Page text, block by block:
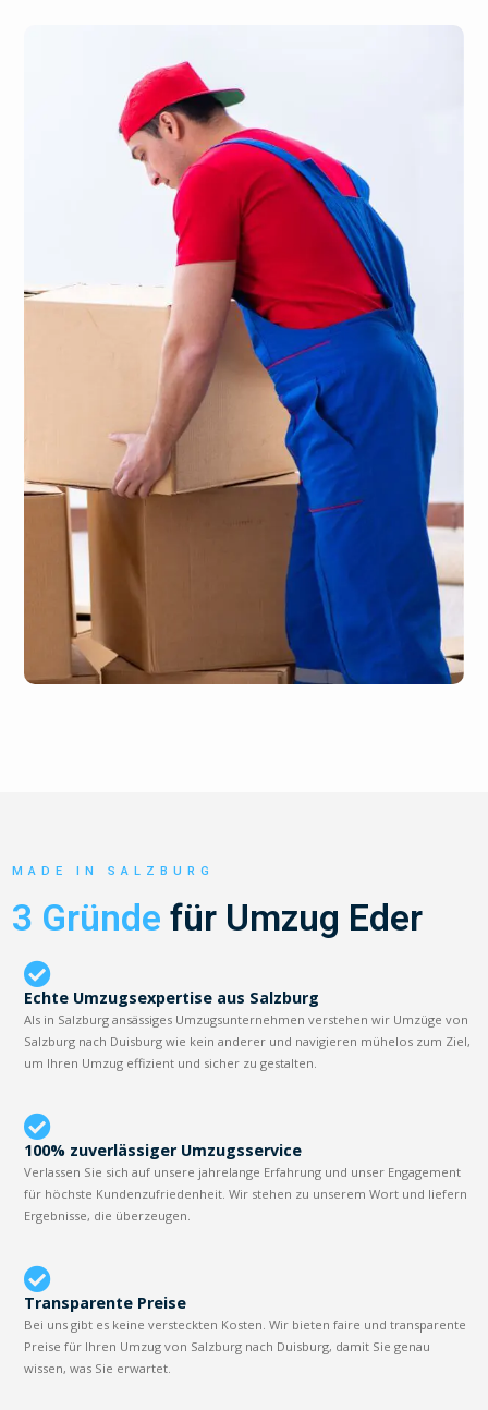
MADE IN SALZBURG
3 Gründe für Umzug Eder
Echte Umzugsexpertise aus Salzburg
Als in Salzburg ansässiges Umzugsunternehmen verstehen wir Umzüge von
Salzburg nach Duisburg wie kein anderer und navigieren mühelos zum Ziel,
um Ihren Umzug effizient und sicher zu gestalten.
100% zuverlässiger Umzugsservice
Verlassen Sie sich auf unsere jahrelange Erfahrung und unser Engagement
für höchste Kundenzufriedenheit. Wir stehen zu unserem Wort und liefern
Ergebnisse, die überzeugen.
Transparente Preise
Bei uns gibt es keine versteckten Kosten. Wir bieten faire und transparente
Preise für Ihren Umzug von Salzburg nach Duisburg, damit Sie genau
wissen, was Sie erwartet.